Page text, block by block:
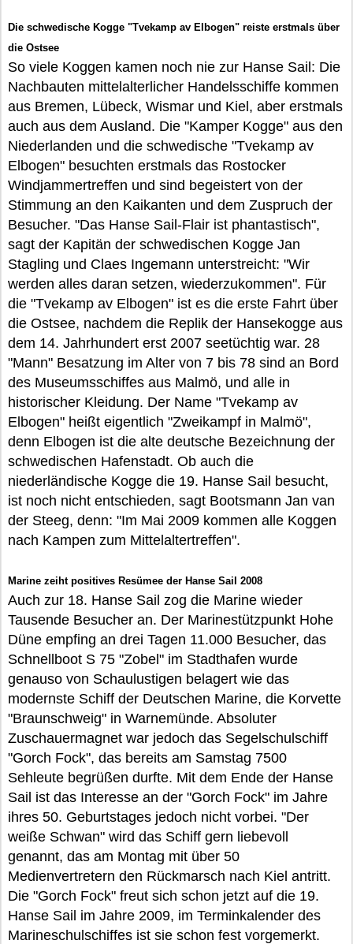
Die schwedische Kogge "Tvekamp av Elbogen" reiste erstmals über
die Ostsee
So viele Koggen kamen noch nie zur Hanse Sail: Die
Nachbauten mittelalterlicher Handelsschiffe kommen
aus Bremen, Lübeck, Wismar und Kiel, aber erstmals
auch aus dem Ausland. Die "Kamper Kogge" aus den
Niederlanden und die schwedische "Tvekamp av
Elbogen" besuchten erstmals das Rostocker
Windjammertreffen und sind begeistert von der
Stimmung an den Kaikanten und dem Zuspruch der
Besucher. "Das Hanse Sail-Flair ist phantastisch",
sagt der Kapitän der schwedischen Kogge Jan
Stagling und Claes Ingemann unterstreicht: "Wir
werden alles daran setzen, wiederzukommen". Für
die "Tvekamp av Elbogen" ist es die erste Fahrt über
die Ostsee, nachdem die Replik der Hansekogge aus
dem 14. Jahrhundert erst 2007 seetüchtig war. 28
"Mann" Besatzung im Alter von 7 bis 78 sind an Bord
des Museumsschiffes aus Malmö, und alle in
historischer Kleidung. Der Name "Tvekamp av
Elbogen" heißt eigentlich "Zweikampf in Malmö",
denn Elbogen ist die alte deutsche Bezeichnung der
schwedischen Hafenstadt. Ob auch die
niederländische Kogge die 19. Hanse Sail besucht,
ist noch nicht entschieden, sagt Bootsmann Jan van
der Steeg, denn: "Im Mai 2009 kommen alle Koggen
nach Kampen zum Mittelaltertreffen".
Marine zeiht positives Resümee der Hanse Sail 2008
Auch zur 18. Hanse Sail zog die Marine wieder
Tausende Besucher an. Der Marinestützpunkt Hohe
Düne empfing an drei Tagen 11.000 Besucher, das
Schnellboot S 75 "Zobel" im Stadthafen wurde
genauso von Schaulustigen belagert wie das
modernste Schiff der Deutschen Marine, die Korvette
"Braunschweig" in Warnemünde. Absoluter
Zuschauermagnet war jedoch das Segelschulschiff
"Gorch Fock", das bereits am Samstag 7500
Sehleute begrüßen durfte. Mit dem Ende der Hanse
Sail ist das Interesse an der "Gorch Fock" im Jahre
ihres 50. Geburtstages jedoch nicht vorbei. "Der
weiße Schwan" wird das Schiff gern liebevoll
genannt, das am Montag mit über 50
Medienvertretern den Rückmarsch nach Kiel antritt.
Die "Gorch Fock" freut sich schon jetzt auf die 19.
Hanse Sail im Jahre 2009, im Terminkalender des
Marineschulschiffes ist sie schon fest vorgemerkt.